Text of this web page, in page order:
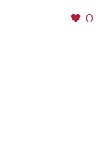
0